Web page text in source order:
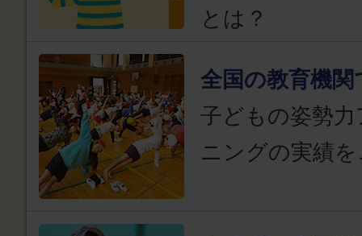
とは？
全国の教育機関
子どもの姿勢
ニングの実績